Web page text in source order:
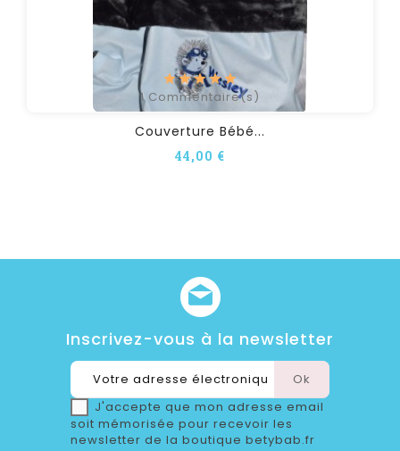
1Commentaire(s)
Couverture Bébé...
44,00 €
Inscrivez-vous à la newsletter
J'accepte que mon adresse email
soit mémorisée pour recevoir les
newsletter de la boutique betybab.fr